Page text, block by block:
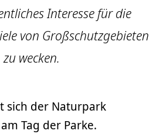
Interesse für die
von Großschutzgebieten
zu wecken.
sich der Naturpark
Tag der Parke.